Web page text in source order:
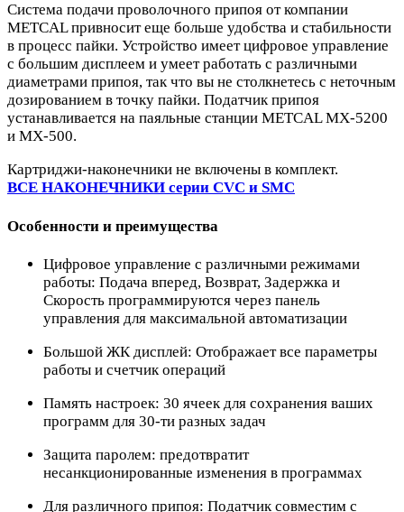
Система подачи проволочного припоя от компании
METCAL привносит еще больше удобства и стабильности
в процесс пайки. Устройство имеет цифровое управление
с большим дисплеем и умеет работать с различными
диаметрами припоя, так что вы не столкнетесь с неточным
дозированием в точку пайки. Податчик припоя
устанавливается на паяльные станции METCAL MX-5200
и MX-500.
Картриджи-наконечники не включены в комплект.
ВСЕ НАКОНЕЧНИКИ серии CVC и SMC
Особенности и преимущества
Цифровое управление с различными режимами
работы: Подача вперед, Возврат, Задержка и
Скорость программируются через панель
управления для максимальной автоматизации
Большой ЖК дисплей: Отображает все параметры
работы и счетчик операций
Память настроек: 30 ячеек для сохранения ваших
программ для 30-ти разных задач
Защита паролем: предотвратит
несанкционированные изменения в программах
Для различного припоя: Податчик совместим с